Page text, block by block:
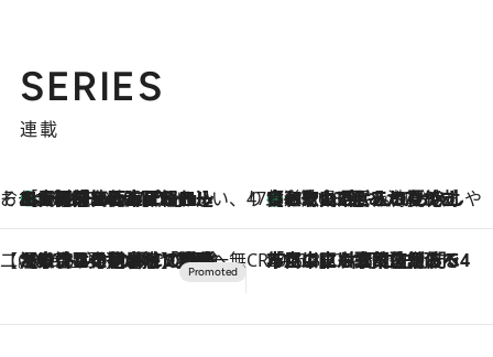
SERIES
連載
そおだよおこの関西おいしい、おやつ紀行
2026.8.9
［大阪府箕面市］一皿一皿目の前で仕上げられる、料理を巧みに組み込んだアシェットデセールコース「ミチル アシェット デセール（Michiru assiette dessert）」 47都道府県の手みやげ ひんやりスイーツで夏を満喫
2026.8.9
【和歌山県】この夏絶対食べたい 冷やしておいしいおやつ3選 みかんがごろっと丸ごと入ったジュレ
【CREA×星野リゾート】唯一無二。癒しと発見が待つ場所へ
2026.8.7
【トンボの足水浴】ヒノキの香りに包まれて涼感マックス！約13℃の湧水かけ流しを避暑地「星野温泉 トンボの湯」で体験 CREA'S CHOICE
2026.8.7
「立川にも歌舞伎があるんだよ」 片岡仁左衛門・市川中車ら豪華座組みで4年目の立川立飛歌舞伎へ